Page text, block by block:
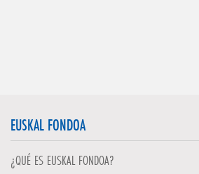
EUSKAL FONDOA
¿QUÉ ES EUSKAL FONDOA?